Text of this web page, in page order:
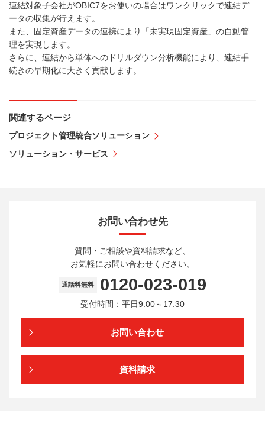
連結対象子会社がOBIC7をお使いの場合はワンクリックで連結デ
ータの収集が行えます。
また、固定資産データの連携により「未実現固定資産」の自動管
理を実現します。
さらに、連結から単体へのドリルダウン分析機能により、連結手
続きの早期化に大きく貢献します。
関連するページ
プロジェクト管理統合ソリューション
ソリューション・サービス
お問い合わせ先
質問・ご相談や資料請求など、
お気軽にお問い合わせください。
通話料無料 0120-023-019
受付時間：平日9:00～17:30
お問い合わせ
資料請求